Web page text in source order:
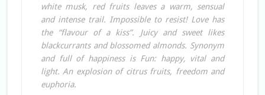
white musk, red fruits leaves a warm, sensual
and intense trail. Impossible to resist! Love has
the “flavour of a kiss”. Juicy and sweet likes
blackcurrants and blossomed almonds. Synonym
and full of happiness is Fun: happy, vital and
light. An explosion of citrus fruits, freedom and
euphoria.